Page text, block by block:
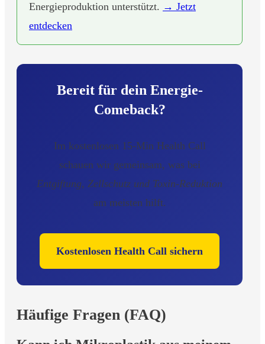
Energieproduktion unterstützt. → Jetzt
entdecken
Bereit für dein Energie-
Comeback?
Im kostenlosen 15-Min Health Call
schauen wir gemeinsam, was bei
Entgiftung, Zellschutz und Toxin-Reduktion
am meisten hilft.
Kostenlosen Health Call sichern
Häufige Fragen (FAQ)